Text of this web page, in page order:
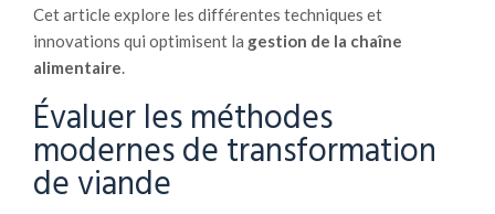
Cet article explore les différentes techniques et
innovations qui optimisent la gestion de la chaîne
alimentaire.
Évaluer les méthodes
modernes de transformation
de viande